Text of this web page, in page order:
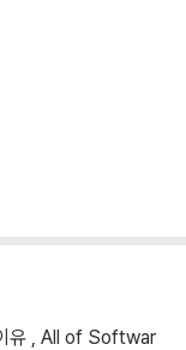
유 , All of Softwar